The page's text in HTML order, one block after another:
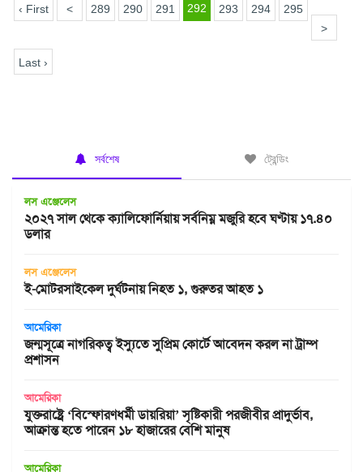
‹ First < 289 290 291 292 293 294
295
>
Last ›
সর্বশেষ ট্রেন্ডিং
লস এঞ্জেলেস
২০২৭ সাল থেকে ক্যালিফোর্নিয়ায় সর্বনিম্ন মজুরি হবে ঘণ্টায় ১৭.৪০
ডলার
লস এঞ্জেলেস
ই-মোটরসাইকেল দুর্ঘটনায় নিহত ১, গুরুতর আহত ১
আমেরিকা
জন্মসূত্রে নাগরিকত্ব ইস্যুতে সুপ্রিম কোর্টে আবেদন করল না ট্রাম্প
প্রশাসন
আমেরিকা
যুক্তরাষ্ট্রে ‘বিস্ফোরণধর্মী ডায়রিয়া’ সৃষ্টিকারী পরজীবীর প্রাদুর্ভাব,
আক্রান্ত হতে পারেন ১৮ হাজারের বেশি মানুষ
আমেরিকা